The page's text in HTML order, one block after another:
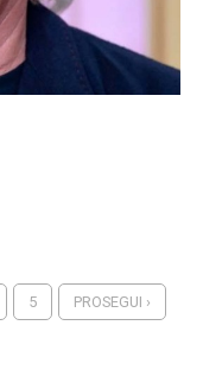
5 PROSEGUI ›